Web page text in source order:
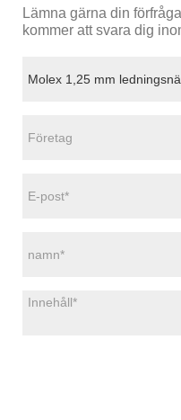
Lämna gärna din
kommer att svara dig